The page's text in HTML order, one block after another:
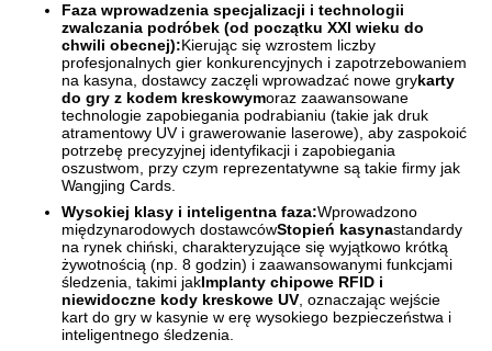
Faza wprowadzenia specjalizacji i technologii
zwalczania podróbek (od początku XXI wieku do
chwili obecnej):Kierując się wzrostem liczby
profesjonalnych gier konkurencyjnych i zapotrzebowaniem
na kasyna, dostawcy zaczęli wprowadzać nowe grykarty
do gry z kodem kreskowymoraz zaawansowane
technologie zapobiegania podrabianiu (takie jak druk
atramentowy UV i grawerowanie laserowe), aby zaspokoić
potrzebę precyzyjnej identyfikacji i zapobiegania
oszustwom, przy czym reprezentatywne są takie firmy jak
Wangjing Cards.
Wysokiej klasy i inteligentna faza:Wprowadzono
międzynarodowych dostawcówStopień kasynastandardy
na rynek chiński, charakteryzujące się wyjątkowo krótką
żywotnością (np. 8 godzin) i zaawansowanymi funkcjami
śledzenia, takimi jakImplanty chipowe RFID i
niewidoczne kody kreskowe UV , oznaczając wejście
kart do gry w kasynie w erę wysokiego bezpieczeństwa i
inteligentnego śledzenia.